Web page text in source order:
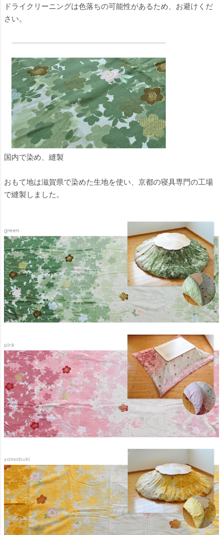
ドライクリーニングは色落ちの可能性があるため、お避けくだ
さい。
国内で染め、縫製
おもて地は滋賀県で染めた生地を使い、京都の寝具専門の工場
で縫製しました。